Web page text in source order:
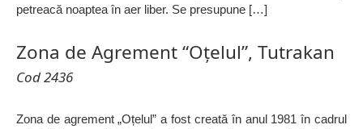
petreacă noaptea în aer liber. Se presupune […]
Zona de Agrement “Oțelul”, Tutrakan
Cod 2436
Zona de agrement „Oțelul” a fost creată în anul 1981 în cadrul